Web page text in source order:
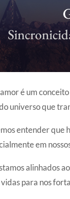
é um
universo que
entender
em
alinhados
para nos